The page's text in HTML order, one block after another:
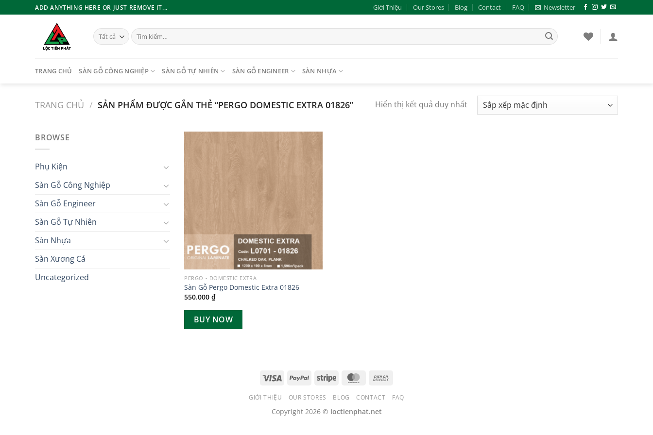
qua
ADD ANYTHING HERE OR JUST REMOVE IT... Giới Thiệu Our Stores Blog Contact FAQ Newsletter
Tìm
kiếm:
TRANG CHỦ SÀN GỖ CÔNG NGHIỆP SÀN GỖ TỰ NHIÊN SÀN GỖ ENGINEER SÀN NHỰA
TRANG CHỦ / SẢN PHẨM ĐƯỢC GẮN THẺ “PERGO DOMESTIC EXTRA 01826” Hiển thị kết quả duy nhất
BROWSE
Phụ Kiện
Sàn Gỗ Công Nghiệp
Sàn Gỗ Engineer
Sàn Gỗ Tự Nhiên
Sàn Nhựa
Sàn Xương Cá
Uncategorized
PERGO - DOMESTIC EXTRA
Sàn Gỗ Pergo Domestic Extra 01826
550.000₫
BUY NOW
GIỚI THIỆU OUR STORES BLOG CONTACT FAQ
Copyright 2026 © loctienphat.net